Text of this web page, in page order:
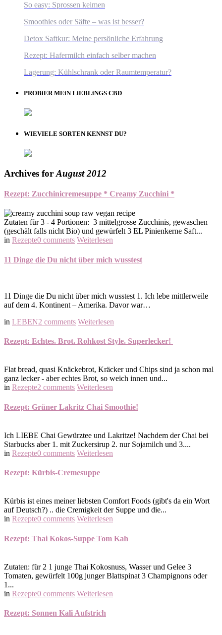
So easy: Sprossen keimen
Smoothies oder Säfte – was ist besser?
Detox Saftkur: Meine persönliche Erfahrung
Rezept: Hafermilch einfach selber machen
Lagerung: Kühlschrank oder Raumtemperatur?
PROBiER MEiN LiEBLiNGS CBD
WIEVIELE SORTEN KENNST DU?
Archives for August 2012
Rezept: Zucchinicremesuppe * Creamy Zucchini *
Zutaten für 3 - 4 Portionen: 3 mittelgrosse Zucchinis, gewaschen
(geschält falls nicht Bio) und gewürfelt 3 EL Pinienkerne Saft...
in Rezepte0 comments Weiterlesen
11 Dinge die Du nicht über mich wusstest
11 Dinge die Du nicht über mich wusstest 1. Ich lebe mittlerweile
auf dem 4. Kontinent – Amerika. Davor war…
in LEBEN2 comments Weiterlesen
Rezept: Echtes. Brot. Rohkost Style. Superlecker!
Flat bread, quasi Knäckebrot, Kräcker und Chips sind ja schon mal
ganz lecker - aber echtes Brot, so weich innen und...
in Rezepte2 comments Weiterlesen
Rezept: Grüner Lakritz Chai Smoothie!
Ich LIEBE Chai Gewürztee und Lakritze! Nachdem der Chai bei
Starbucks aber 1. mit Zuckersirup 2. nur Sojamilch und 3....
in Rezepte0 comments Weiterlesen
Rezept: Kürbis-Cremesuppe
Kürbis ist eines meiner liebsten Comfort Foods (gibt's da ein Wort
auf Deutsch?) .. die Cremigkeit der Suppe und die...
in Rezepte0 comments Weiterlesen
Rezept: Thai Kokos-Suppe Tom Kah
Zutaten: für 2 1 junge Thai Kokosnuss, Wasser und Gelee 3
Tomaten, gewürfelt 100g junger Blattspinat 3 Champignons oder
1...
in Rezepte0 comments Weiterlesen
Rezept: Sonnen Kali Aufstrich